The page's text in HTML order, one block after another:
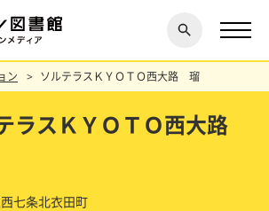
探す
閉じ
る
ン ソルテラスＫＹＯＴＯ西大路 瑠
ラスＫＹＯＴＯ西大路
七条北衣田町